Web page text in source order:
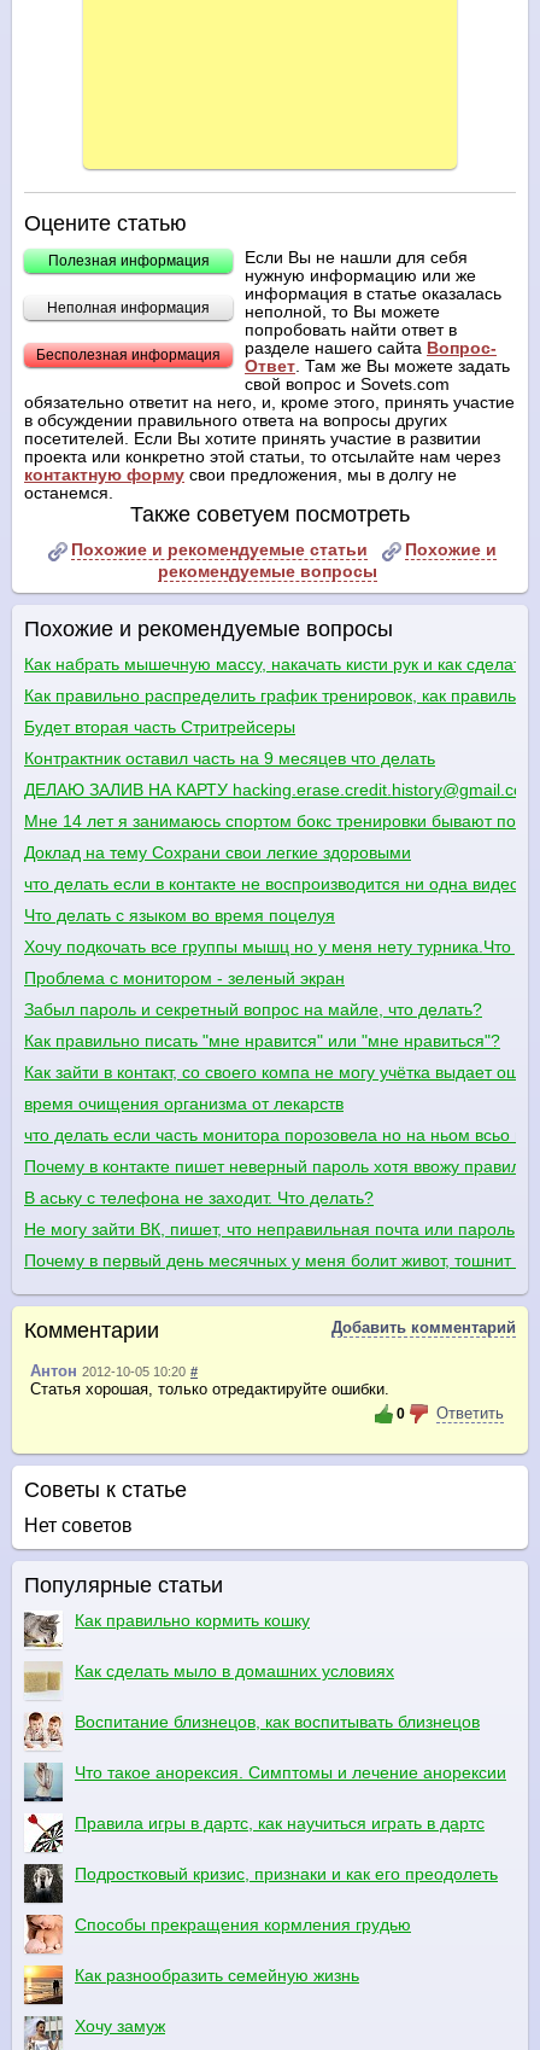
Оцените статью
Полезная информация
Неполная информация
Бесполезная информация
Если Вы не нашли для себя
нужную информацию или же
информация в статье оказалась
неполной, то Вы можете
попробовать найти ответ в
разделе нашего сайта Вопрос-
Ответ. Там же Вы можете задать
свой вопрос и Sovets.com
обязательно ответит на него, и, кроме этого, принять участие
в обсуждении правильного ответа на вопросы других
посетителей. Если Вы хотите принять участие в развитии
проекта или конкретно этой статьи, то отсылайте нам через
контактную форму свои предложения, мы в долгу не
останемся.
Также советуем посмотреть
Похожие и рекомендуемые статьи
Похожие и
рекомендуемые вопросы
Похожие и рекомендуемые вопросы
Как набрать мышечную массу, накачать кисти рук и как
Как правильно распределить график тренировок, как правильно
Будет вторая часть Стритрейсеры
Контрактник оставил часть на 9 месяцев что делать
ДЕЛАЮ ЗАЛИВ НА КАРТУ hacking.erase.credit.history@gmail.com
Мне 14 лет я занимаюсь спортом бокс тренировки бывают
Доклад на тему Сохрани свои легкие здоровыми
что делать если в контакте не воспроизводится ни одна
Что делать с языком во время поцелуя
Хочу подкочать все группы мышц но у меня нету турника.Что
Проблема с монитором - зеленый экран
Забыл пароль и секретный вопрос на майле, что делать?
Как правильно писать "мне нравится" или "мне нравиться"?
Как зайти в контакт, со своего компа не могу учётка выдает
время очищения организма от лекарств
что делать если часть монитора порозовела но на ньом всьо
Почему в контакте пишет неверный пароль хотя ввожу
В аську с телефона не заходит. Что делать?
Не могу зайти ВК, пишет, что неправильная почта или пароль
Почему в первый день месячных у меня болит живот, тошнит и
Комментарии Добавить комментарий
Антон 2012-10-05 10:20 #
Статья хорошая, только отредактируйте ошибки.
0 Ответить
Советы к статье
Нет советов
Популярные статьи
Как правильно кормить кошку
Как сделать мыло в домашних условиях
Воспитание близнецов, как воспитывать близнецов
Что такое анорексия. Симптомы и лечение анорексии
Правила игры в дартс, как научиться играть в дартс
Подростковый кризис, признаки и как его преодолеть
Способы прекращения кормления грудью
Как разнообразить семейную жизнь
Хочу замуж